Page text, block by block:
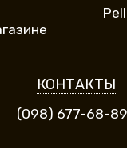
КОНТАКТЫ
(098) 677-68-89